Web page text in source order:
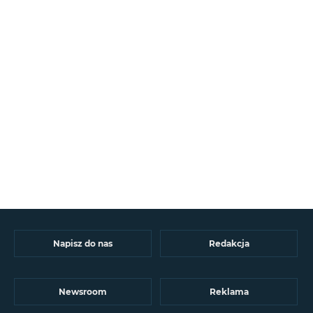
Napisz do nas Redakcja
Newsroom Reklama